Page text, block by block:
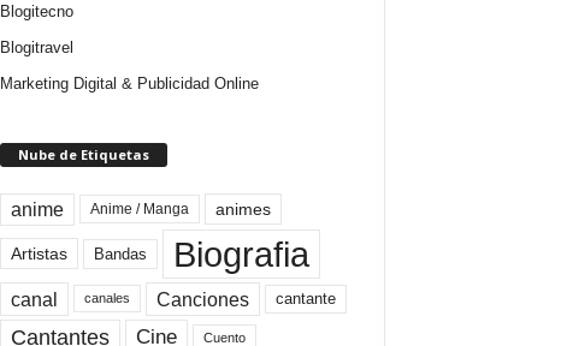
Blogitecno
Blogitravel
Marketing Digital & Publicidad Online
Nube de Etiquetas
anime Anime / Manga animes
Artistas Bandas Biografia
canal canales Canciones cantante
Cantantes Cine Cuento